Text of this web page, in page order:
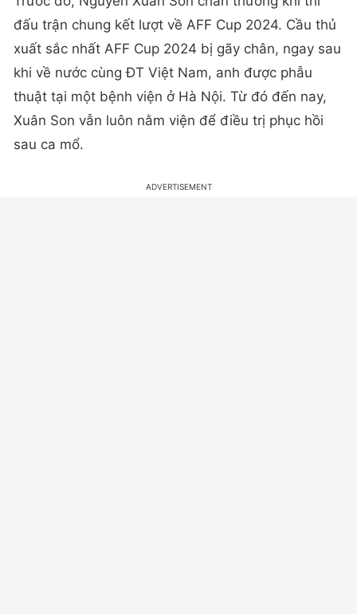
đấu trận chung kết lượt về AFF Cup 2024. Cầu thủ
xuất sắc nhất AFF Cup 2024 bị gãy chân, ngay sau
khi về nước cùng ĐT Việt Nam, anh được phẫu
thuật tại một bệnh viện ở Hà Nội. Từ đó đến nay,
Xuân Son vẫn luôn nằm viện để điều trị phục hồi
sau ca mổ.